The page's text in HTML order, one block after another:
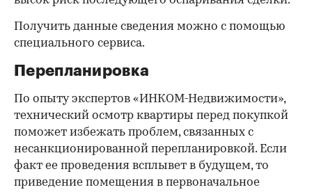
Получить данные сведения можно с помощью
специального сервиса.
Перепланировка
По опыту экспертов «ИНКОМ-Недвижимости»,
технический осмотр квартиры перед покупкой
поможет избежать проблем, связанных с
несанкционированной перепланировкой. Если
факт ее проведения всплывет в будущем, то
приведение помещения в первоначальное